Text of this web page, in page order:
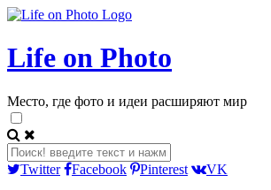
Life on Photo
Место, где фото и идеи расширяют мир
Twitter Facebook Pinterest
VK